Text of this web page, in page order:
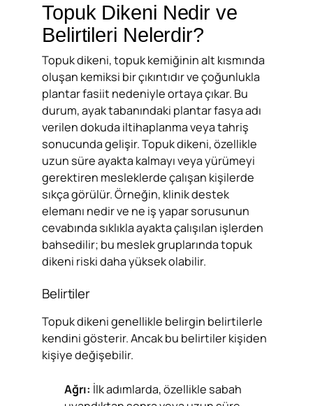
Topuk Dikeni Nedir ve
Belirtileri Nelerdir?
Topuk dikeni, topuk kemiğinin alt kısmında
oluşan kemiksi bir çıkıntıdır ve çoğunlukla
plantar fasiit nedeniyle ortaya çıkar. Bu
durum, ayak tabanındaki plantar fasya adı
verilen dokuda iltihaplanma veya tahriş
sonucunda gelişir. Topuk dikeni, özellikle
uzun süre ayakta kalmayı veya yürümeyi
gerektiren mesleklerde çalışan kişilerde
sıkça görülür. Örneğin, klinik destek
elemanı nedir ve ne iş yapar sorusunun
cevabında sıklıkla ayakta çalışılan işlerden
bahsedilir; bu meslek gruplarında topuk
dikeni riski daha yüksek olabilir.
Belirtiler
Topuk dikeni genellikle belirgin belirtilerle
kendini gösterir. Ancak bu belirtiler kişiden
kişiye değişebilir.
Ağrı: İlk adımlarda, özellikle sabah